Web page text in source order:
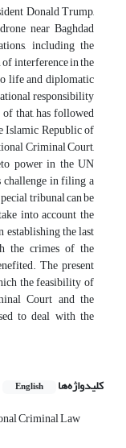
Donald Trump,
near Baghdad
including the
interference in the
life and diplomatic
responsibility
that, has followed
Islamic Republic of
Criminal Court,
power in the UN
challenge in filing a
tribunal can be
into account the
the last
the crimes of the
The present
the feasibility of
Court and the
to deal with the
کلیدواژه‌ها English
Criminal Law